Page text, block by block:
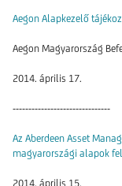
Aegon Alapkezelő
Aegon Magyarország
2014. április 17.
-------------------------------
Az Aberdeen Asset
magyarországi alapok
2014. április 15.